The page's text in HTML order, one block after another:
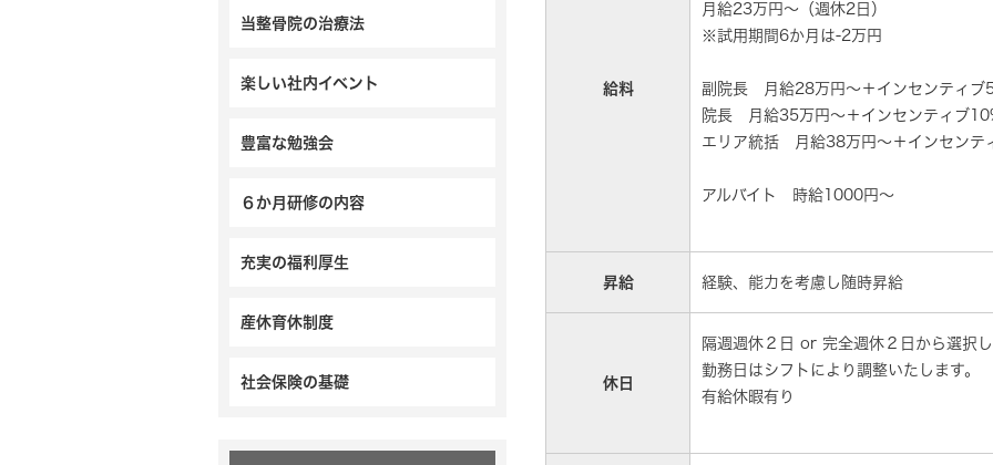
給料
月給23万円～（週休2日）
※試用期間6か月は-2万円
副院長 月給28万円～＋インセンティブ
院長 月給35万円～＋インセンティブ
エリア統括 月給38万円～＋インセンテ
アルバイト 時給1000円～
昇給 経験、能力を考慮し随時昇給
休日
隔週週休２日 or 完全週休２日から選択
勤務日はシフトにより調整いたします。
有給休暇有り
当整骨院の治療法
楽しい社内イベント
豊富な勉強会
６か月研修の内容
充実の福利厚生
産休育休制度
社会保険の基礎